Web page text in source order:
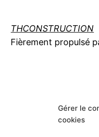
Gérer le
cookies
THCONSTRUCTION
Fièrement propulsé